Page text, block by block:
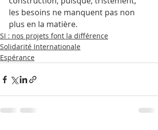
les besoins ne manquent pas non
plus en la matière.
SI : nos projets font la différence
Solidarité Internationale
Espérance